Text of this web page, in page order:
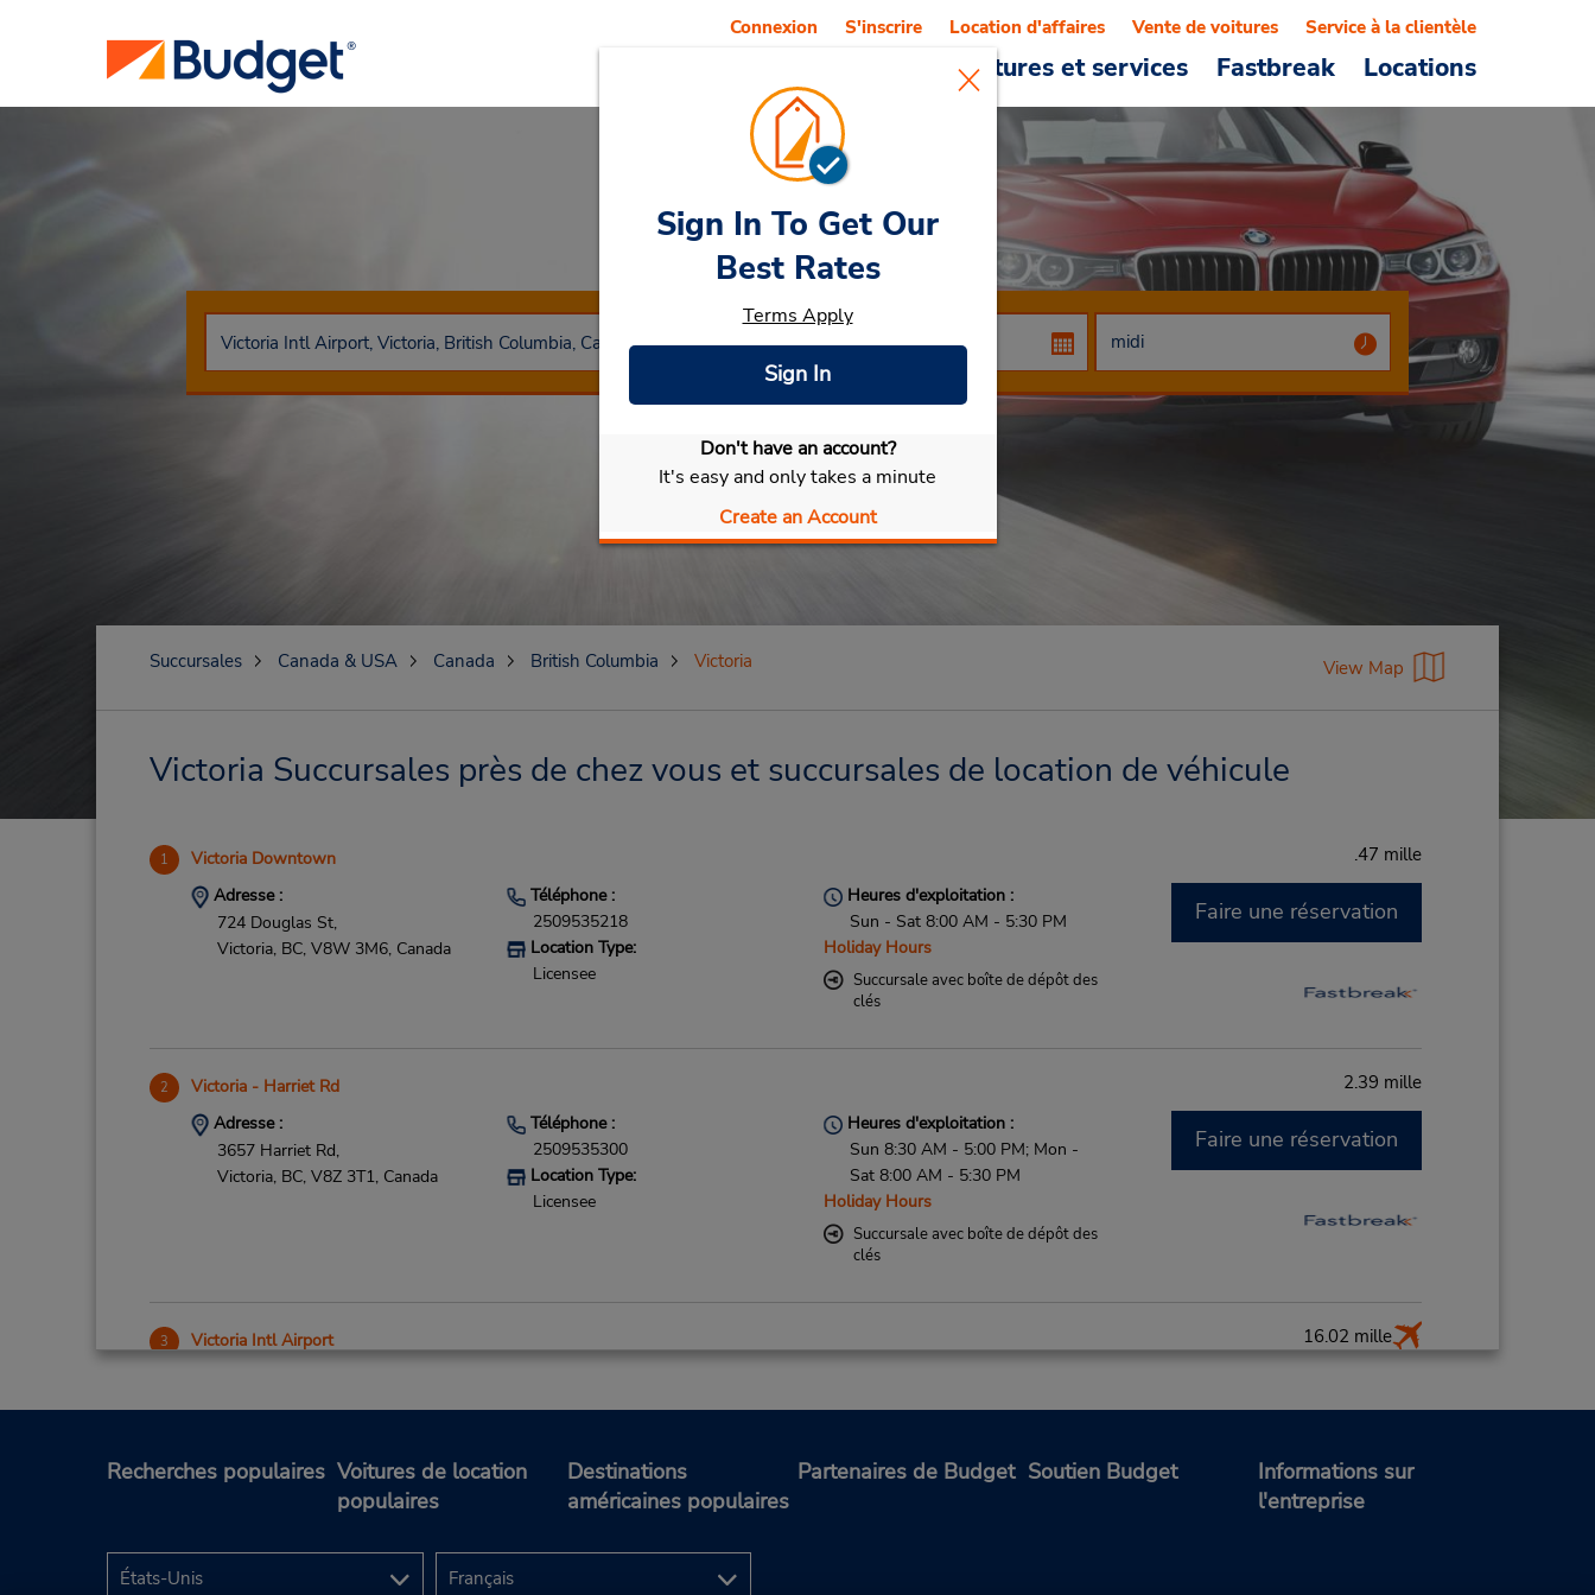
Voitures et services Fastbreak Locations
Connexion S'inscrire Location d'affaires Vente de voitures Service à la clientèle
Car RentalVictoria
Sélectionner ma voiture
Sign In To Get Our
Best Rates
Terms Apply
Sign In
Don't have an account?
It's easy and only takes a minute
Create an Account
Succursales Canada & USA Canada British Columbia Victoria View Map
Victoria Succursales près de chez vous et succursales de location de véhicule
1 Victoria Downtown .47 mille
Adresse :
724 Douglas St,
Victoria, BC, V8W 3M6, Canada
Téléphone :
2509535218
Location Type:
Licensee
Heures d'exploitation :
Sun - Sat 8:00 AM - 5:30 PM
Holiday Hours
Succursale avec boîte de dépôt des
clés
Faire une réservation
2 Victoria - Harriet Rd 2.39 mille
Adresse :
3657 Harriet Rd,
Victoria, BC, V8Z 3T1, Canada
Téléphone :
2509535300
Location Type:
Licensee
Heures d'exploitation :
Sun 8:30 AM - 5:00 PM; Mon -
Sat 8:00 AM - 5:30 PM
Holiday Hours
Succursale avec boîte de dépôt des
clés
Faire une réservation
3 Victoria Intl Airport 16.02 mille
terminal à une courte distance de
Recherches populaires Voitures de location
populaires
Destinations
américaines populaires
Partenaires de Budget Soutien Budget
Informations sur
l'entreprise